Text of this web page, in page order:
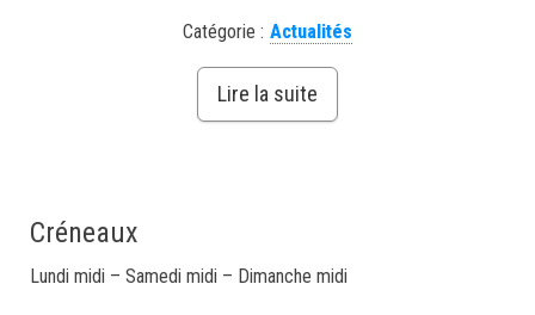
Catégorie : Actualités
Lire la suite
Créneaux
Lundi midi – Samedi midi – Dimanche midi